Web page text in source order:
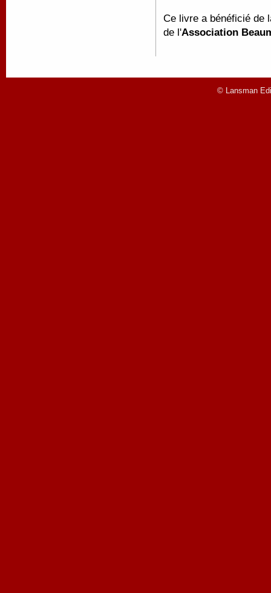
Ce livre a bénéficié de
de l'Association
© Lansman